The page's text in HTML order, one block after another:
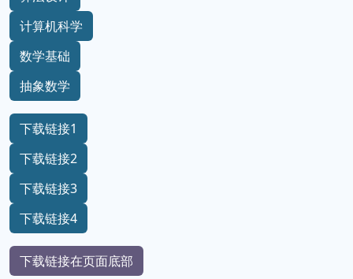
代数结构
组合数学
算法设计
计算机科学
数学基础
抽象数学
下载链接1
下载链接2
下载链接3